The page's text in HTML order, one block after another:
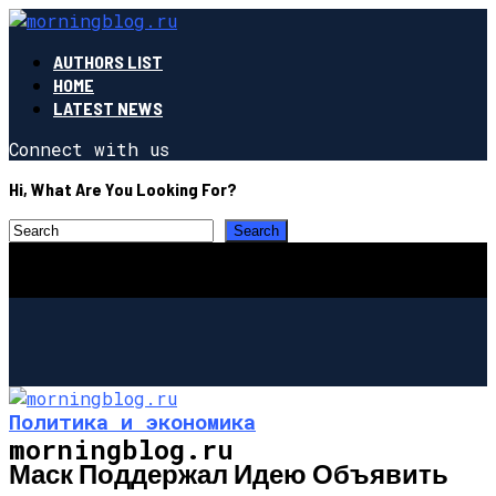
AUTHORS LIST
HOME
LATEST NEWS
Connect with us
Hi, What Are You Looking For?
morningblog.ru
Политика и экономика
Маск Поддержал Идею Объявить